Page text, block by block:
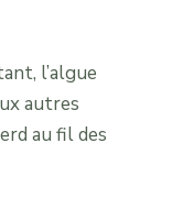
l’algue
autres
au fil des